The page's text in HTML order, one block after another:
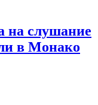
на слушание
в Монако